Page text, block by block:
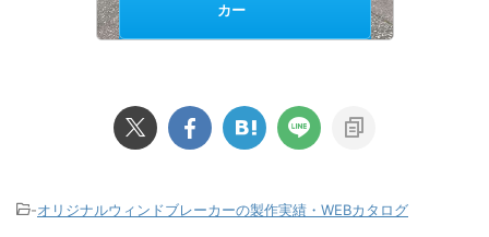
カー
-オリジナルウィンドブレーカーの製作実績・WEBカタログ